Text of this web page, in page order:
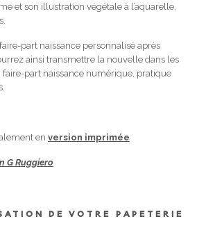
et son illustration végétale à l’aquarelle,
part naissance personnalisé après
ainsi transmettre la nouvelle dans les
part naissance numérique, pratique
en version imprimée
G Ruggiero
DE VOTRE PAPETERIE